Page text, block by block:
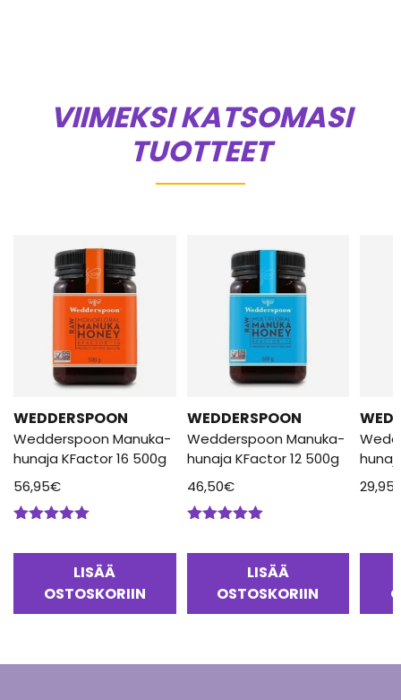
VIIMEKSI KATSOMASI
TUOTTEET
WEDDERSPOON
Wedderspoon Manuka-
hunaja KFactor 16 500g
56,95€
LISÄÄ
OSTOSKORIIN
WEDDERSPOON
Wedderspoon Manuka-
hunaja KFactor 12 500g
46,50€
LISÄÄ
OSTOSKORIIN
29,95